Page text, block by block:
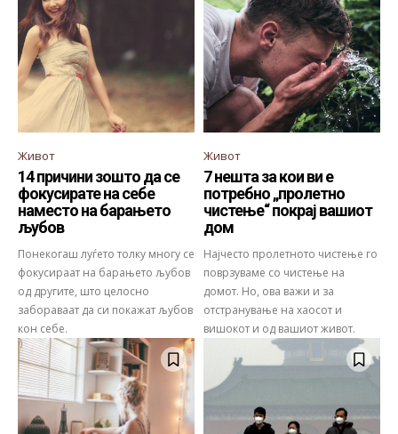
Живот
14 причини зошто да се
фокусирате на себе
наместо на барањето
љубов
Понекогаш луѓето толку многу се
фокусираат на барањето љубов
од другите, што целосно
забораваат да си покажат љубов
кон себе.
Живот
7 нешта за кои ви е
потребно „пролетно
чистење“ покрај вашиот
дом
Најчесто пролетното чистење го
поврзуваме со чистење на
домот. Но, ова важи и за
отстранување на хаосот и
вишокот и од вашиот живот.